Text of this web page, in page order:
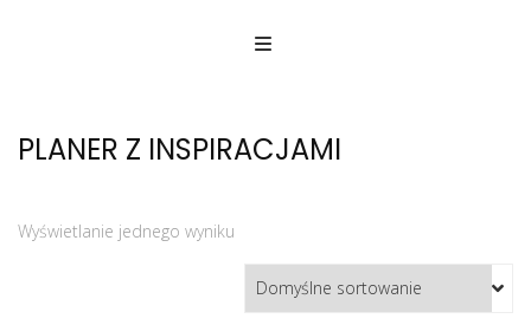
PLANER Z INSPIRACJAMI
Wyświetlanie jednego wyniku